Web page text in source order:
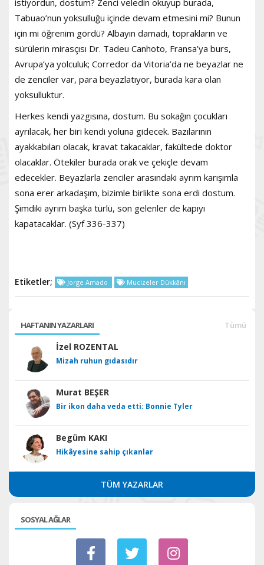
istiyordun, dostum? Zenci veledin okuyup burada,
Tabuao’nun yoksulluğu içinde devam etmesini mi? Bunun
için mi öğrenim gördü? Albayın damadı, toprakların ve
sürülerin mirasçısı Dr. Tadeu Canhoto, Fransa’ya burs,
Avrupa’ya yolculuk; Corredor da Vitoria’da ne beyazlar ne
de zenciler var, para beyazlatıyor, burada kara olan
yoksulluktur.
Herkes kendi yazgısına, dostum. Bu sokağın çocukları
ayrılacak, her biri kendi yoluna gidecek. Bazılarının
ayakkabıları olacak, kravat takacaklar, fakültede doktor
olacaklar. Ötekiler burada orak ve çekiçle devam
edecekler. Beyazlarla zenciler arasındaki ayrım karışımla
sona erer arkadaşım, bizimle birlikte sona erdi dostum.
Şimdiki ayrım başka türlü, son gelenler de kapıyı
kapatacaklar. (Syf 336-337)
Etiketler; Jorge Amado Mucizeler Dükkânı
HAFTANIN YAZARLARI Tümü
İzel ROZENTAL
Mizah ruhun gıdasıdır
Murat BEŞER
Bir ikon daha veda etti: Bonnie Tyler
Begüm KAKI
Hikâyesine sahip çıkanlar
TÜM YAZARLAR
SOSYAL AĞLAR